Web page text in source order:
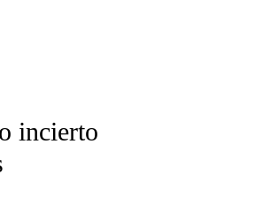
"CNN-SPANISH".
incierto